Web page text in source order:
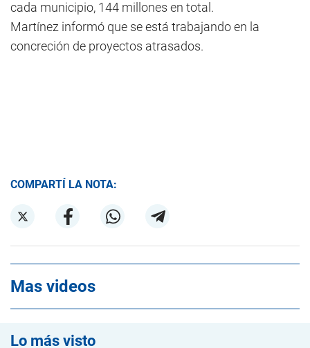
cada municipio, 144 millones en total.
Martínez informó que se está trabajando en la
concreción de proyectos atrasados.
COMPARTÍ LA NOTA:
Mas videos
Lo más visto